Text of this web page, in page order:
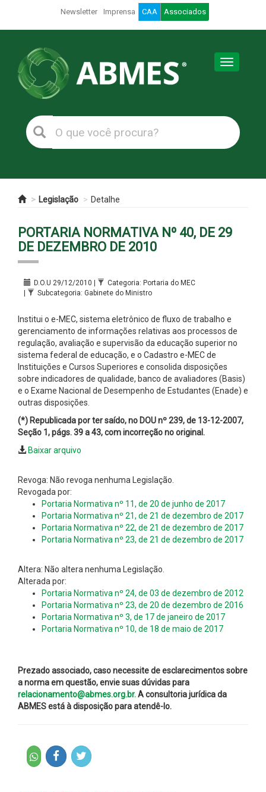
Newsletter Imprensa CAA Associados
Toggle
Legislação Detalhe
PORTARIA NORMATIVA Nº 40, DE 29
DE DEZEMBRO DE 2010
D.O.U 29/12/2010 |
Categoria: Portaria do MEC
|
Subcategoria: Gabinete do Ministro
Institui o e-MEC, sistema eletrônico de fluxo de trabalho e
gerenciamento de informações relativas aos processos de
regulação, avaliação e supervisão da educação superior no
sistema federal de educação, e o Cadastro e-MEC de
Instituições e Cursos Superiores e consolida disposições
sobre indicadores de qualidade, banco de avaliadores (Basis)
e o Exame Nacional de Desempenho de Estudantes (Enade) e
outras disposições.
(*) Republicada por ter saído, no DOU nº 239, de 13-12-2007,
Seção 1, págs. 39 a 43, comincorreção no original.
Baixar arquivo
Revoga: Não revoga nenhuma Legislação.
Revogada por:
Portaria Normativa nº 11, de 20 de junho de 2017
Portaria Normativa nº 21, de 21 de dezembro de 2017
Portaria Normativa nº 22, de 21 de dezembro de 2017
Portaria Normativa nº 23, de 21 de dezembro de 2017
Altera: Não altera nenhuma Legislação.
Alterada por:
Portaria Normativa nº 24, de 03 de dezembro de 2012
Portaria Normativa nº 23, de 20 de dezembro de 2016
Portaria Normativa nº 3, de 17 de janeiro de 2017
Portaria Normativa nº 10, de 18 de maio de 2017
Prezado associado, caso necessite de esclarecimentos sobre
a norma em questão, envie suas dúvidas para
relacionamento@abmes.org.br.A consultoria jurídica da
ABMES está à disposição para atendê-lo.